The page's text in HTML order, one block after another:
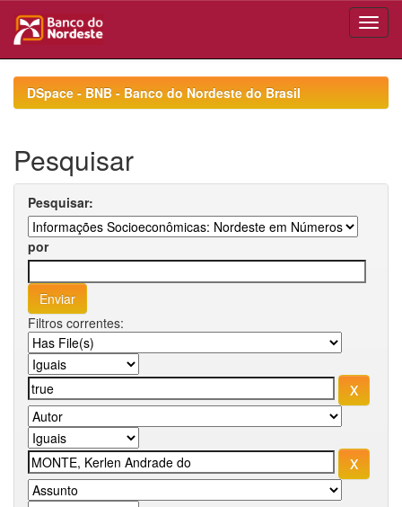
navigationDSpace - BNB - Banco do Nordeste do Brasil
Pesquisar
Pesquisar:
por
Filtros correntes: